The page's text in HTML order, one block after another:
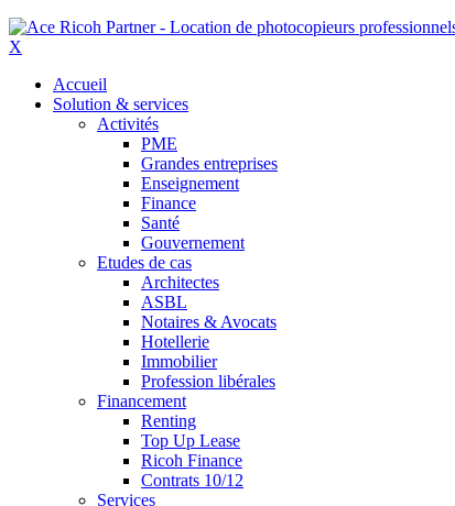
X
Accueil
Solution & services
Activités
PME
Grandes entreprises
Enseignement
Finance
Santé
Gouvernement
Etudes de cas
Architectes
ASBL
Notaires & Avocats
Hotellerie
Immobilier
Profession libérales
Financement
Renting
Top Up Lease
Ricoh Finance
Contrats 10/12
Services